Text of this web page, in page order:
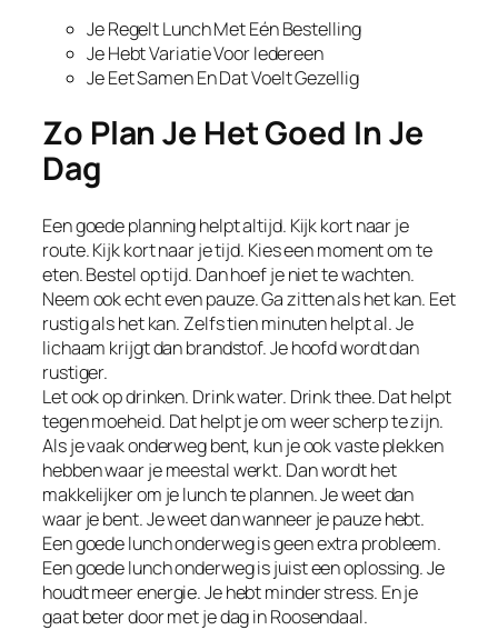
Je Regelt Lunch Met Eén Bestelling
Je Hebt Variatie Voor Iedereen
Je Eet Samen En Dat Voelt Gezellig
Zo Plan Je Het Goed In Je
Dag
Een goede planning helpt altijd. Kijk kort naar je
route. Kijk kort naar je tijd. Kies een moment om te
eten. Bestel op tijd. Dan hoef je niet te wachten.
Neem ook echt even pauze. Ga zitten als het kan. Eet
rustig als het kan. Zelfs tien minuten helpt al. Je
lichaam krijgt dan brandstof. Je hoofd wordt dan
rustiger.
Let ook op drinken. Drink water. Drink thee. Dat helpt
tegen moeheid. Dat helpt je om weer scherp te zijn.
Als je vaak onderweg bent, kun je ook vaste plekken
hebben waar je meestal werkt. Dan wordt het
makkelijker om je lunch te plannen. Je weet dan
waar je bent. Je weet dan wanneer je pauze hebt.
Een goede lunch onderweg is geen extra probleem.
Een goede lunch onderweg is juist een oplossing. Je
houdt meer energie. Je hebt minder stress. En je
gaat beter door met je dag in Roosendaal.